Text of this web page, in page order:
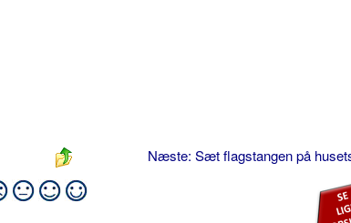
Næste: Sæt flagstangen på